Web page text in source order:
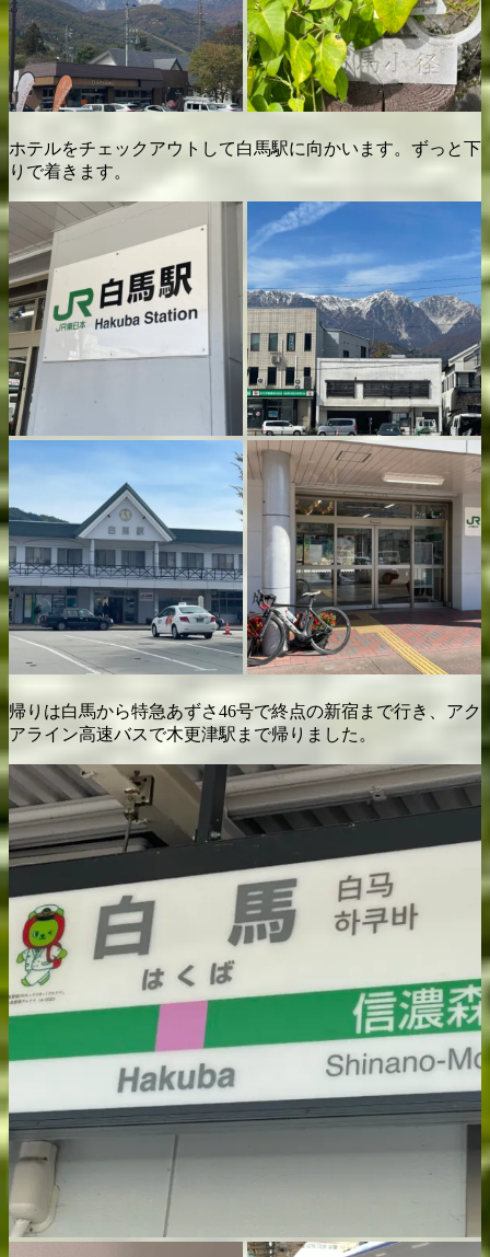
ホテルをチェックアウトして白馬駅に向かいます。ずっと下
りで着きます。
帰りは白馬から特急あずさ46号で終点の新宿まで行き、アク
アライン高速バスで木更津駅まで帰りました。